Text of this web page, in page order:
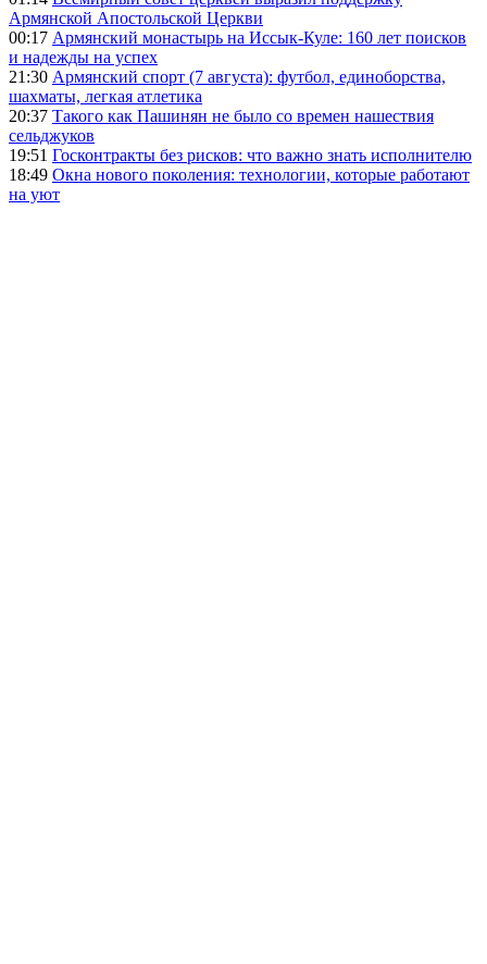
Армянской Апостольской Церкви
00:17 Армянский монастырь на Иссык-Куле: 160 лет поисков
и надежды на успех
21:30 Армянский спорт (7 августа): футбол, единоборства,
шахматы, легкая атлетика
20:37 Такого как Пашинян не было со времен нашествия
сельджуков
19:51 Госконтракты без рисков: что важно знать исполнителю
18:49 Окна нового поколения: технологии, которые работают
на уют